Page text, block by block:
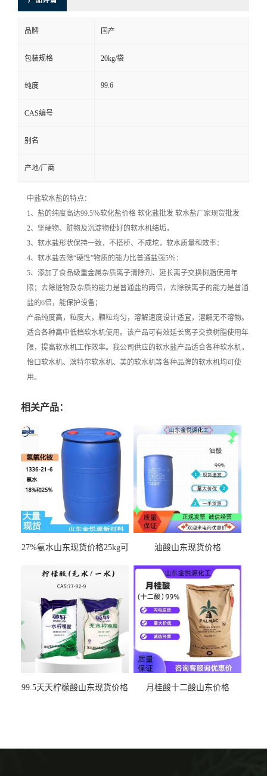
品牌 国产
包装规格 20kg/袋
纯度 99.6
CAS编号
别名
产地/厂商
中盐软水盐的特点：
1、盐的纯度高达99.5％软化盐价格 软化盐批发 软水盐厂家现货批发
2、坚硬物、赃物及沉淀物使好的软水机结垢，
3、软水盐形状保持一致，不搭桥、不成坨，软水质量和效率：
4、软水盐去除“硬性”物质的能力比普通盐强5％：
5、添加了食品级重金属杂质离子清除剂、延长离子交换树脂使用年
限；去除赃物及杂质的能力是普通盐的两倍，去除铁离子的能力是普通
盐的6倍，能保护设备；
产品纯度高，粒度大，颗粒均匀，溶解速度设计适宜，溶解无不溶物。
适合各种高中低档软水机使用。该产品可有效延长离子交换树脂使用年
限，提高软水机工作效率。我公司供应的软水盐产品适合各种软水机，
怡口软水机、滨特尔软水机、美的软水机等各种品牌的软水机均可使
用。
相关产品：
27%氨水山东现货价格25kg可
油酸山东现货价格
99.5天天柠檬酸山东现货价格 月桂酸十二酸山东价格